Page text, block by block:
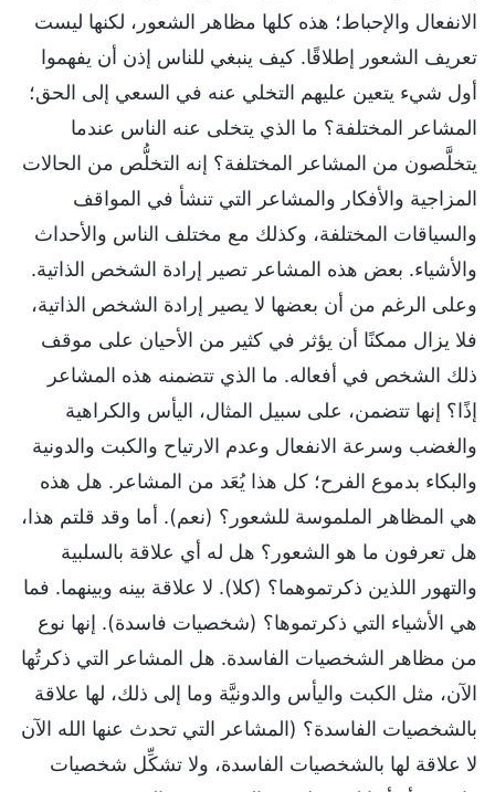
الانفعال والإحباط؛ هذه كلها مظاهر الشعور، لكنها ليست
تعريف الشعور إطلاقًا. كيف ينبغي للناس إذن أن يفهموا
أول شيء يتعين عليهم التخلي عنه في السعي إلى الحق؛
المشاعر المختلفة؟ ما الذي يتخلى عنه الناس عندما
يتخلَّصون من المشاعر المختلفة؟ إنه التخلُّص من الحالات
المزاجية والأفكار والمشاعر التي تنشأ في المواقف
والسياقات المختلفة، وكذلك مع مختلف الناس والأحداث
والأشياء. بعض هذه المشاعر تصير إرادة الشخص الذاتية.
وعلى الرغم من أن بعضها لا يصير إرادة الشخص الذاتية،
فلا يزال ممكنًا أن يؤثر في كثير من الأحيان على موقف
ذلك الشخص في أفعاله. ما الذي تتضمنه هذه المشاعر
إذًا؟ إنها تتضمن، على سبيل المثال، اليأس والكراهية
والغضب وسرعة الانفعال وعدم الارتياح والكبت والدونية
والبكاء بدموع الفرح؛ كل هذا يُعَد من المشاعر. هل هذه
هي المظاهر الملموسة للشعور؟ (نعم). أما وقد قلتم هذا،
هل تعرفون ما هو الشعور؟ هل له أي علاقة بالسلبية
والتهور اللذين ذكرتموهما؟ (كلا). لا علاقة بينه وبينهما. فما
هي الأشياء التي ذكرتموها؟ (شخصيات فاسدة). إنها نوع
من مظاهر الشخصيات الفاسدة. هل المشاعر التي ذكرتُها
الآن، مثل الكبت واليأس والدونيَّة وما إلى ذلك، لها علاقة
بالشخصيات الفاسدة؟ (المشاعر التي تحدث عنها الله الآن
لا علاقة لها بالشخصيات الفاسدة، ولا تشكِّل شخصيات